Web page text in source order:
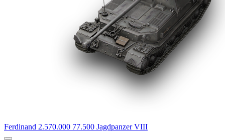
Ferdinand 2.570.000 77.500 JagdpanzerVIII